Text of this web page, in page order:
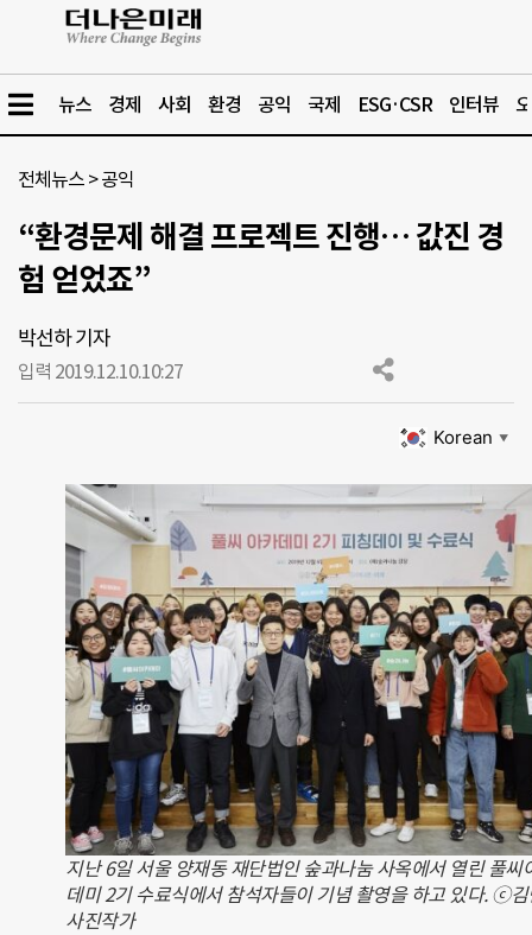
뉴스 경제 사회 환경 공익 국제 ESG·CSR 인터뷰
전체뉴스 >공익
“환경문제 해결 프로젝트 진행… 값진 경
험 얻었죠”
박선하 기자
입력 2019.12.10.10:27
Korean ▼
지난 6일 서울 양재동 재단법인 숲과나눔 사옥에서 열린 풀씨
데미 2기 수료식에서 참석자들이 기념 촬영을 하고 있다. ⓒ김
사진작가